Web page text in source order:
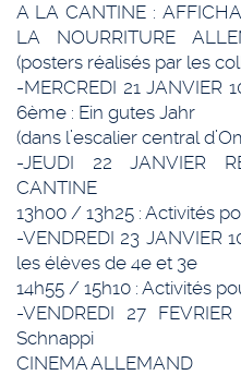
A LA CANTINE :
LA NOURRITURE
(posters réalisés par les
-MERCREDI 21 JANVIER
6ème : Ein gutes Jahr
(dans l’escalier central
-JEUDI 22 JANVIER
CANTINE
13h00 / 13h25 : Activités
-VENDREDI 23 JANVIER
les élèves de 4e et 3e
14h55 / 15h10 : Activités
-VENDREDI 27
Schnappi
CINEMA ALLEMAND